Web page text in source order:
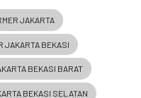
JAKARTA
JAKARTA BEKASI
BEKASI BARAT
BEKASI SELATAN